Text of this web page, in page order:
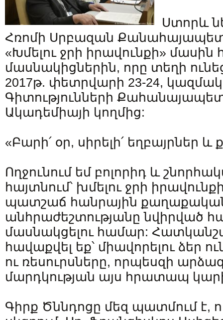
Ստորև
Հռոմի Սրբազան
«Խմելու ջրի իրավունքի»
մասնակիցներին, որը տեղի
2017թ. փետրվարի 23-24,
Գիտությունների
Ակադեմիայի կողմից:
«Բարի՛ օր, սիրելի՛ եղբայրներ և
Ողջունում եմ բոլորիդ և
հայտնում՝ խմելու ջրի
պատշաճ հանրային
անհրաժեշտությանը նվիրված
մասնակցելու համար:
հավաքվել եք՝ միավորելու ձեր
ու ռեսուրսները, որպեսզի
մարդկության այս հրատապ
Գիրք Ծննդոցը մեզ պատմում է,